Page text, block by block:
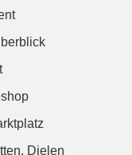
Dielen